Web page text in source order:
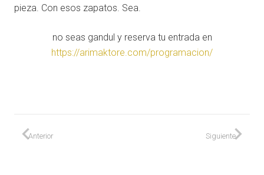
pieza. Con esos zapatos. Sea.
no seas gandul y reserva tu entrada en
https://arimaktore.com/programacion/
Anterior Siguiente